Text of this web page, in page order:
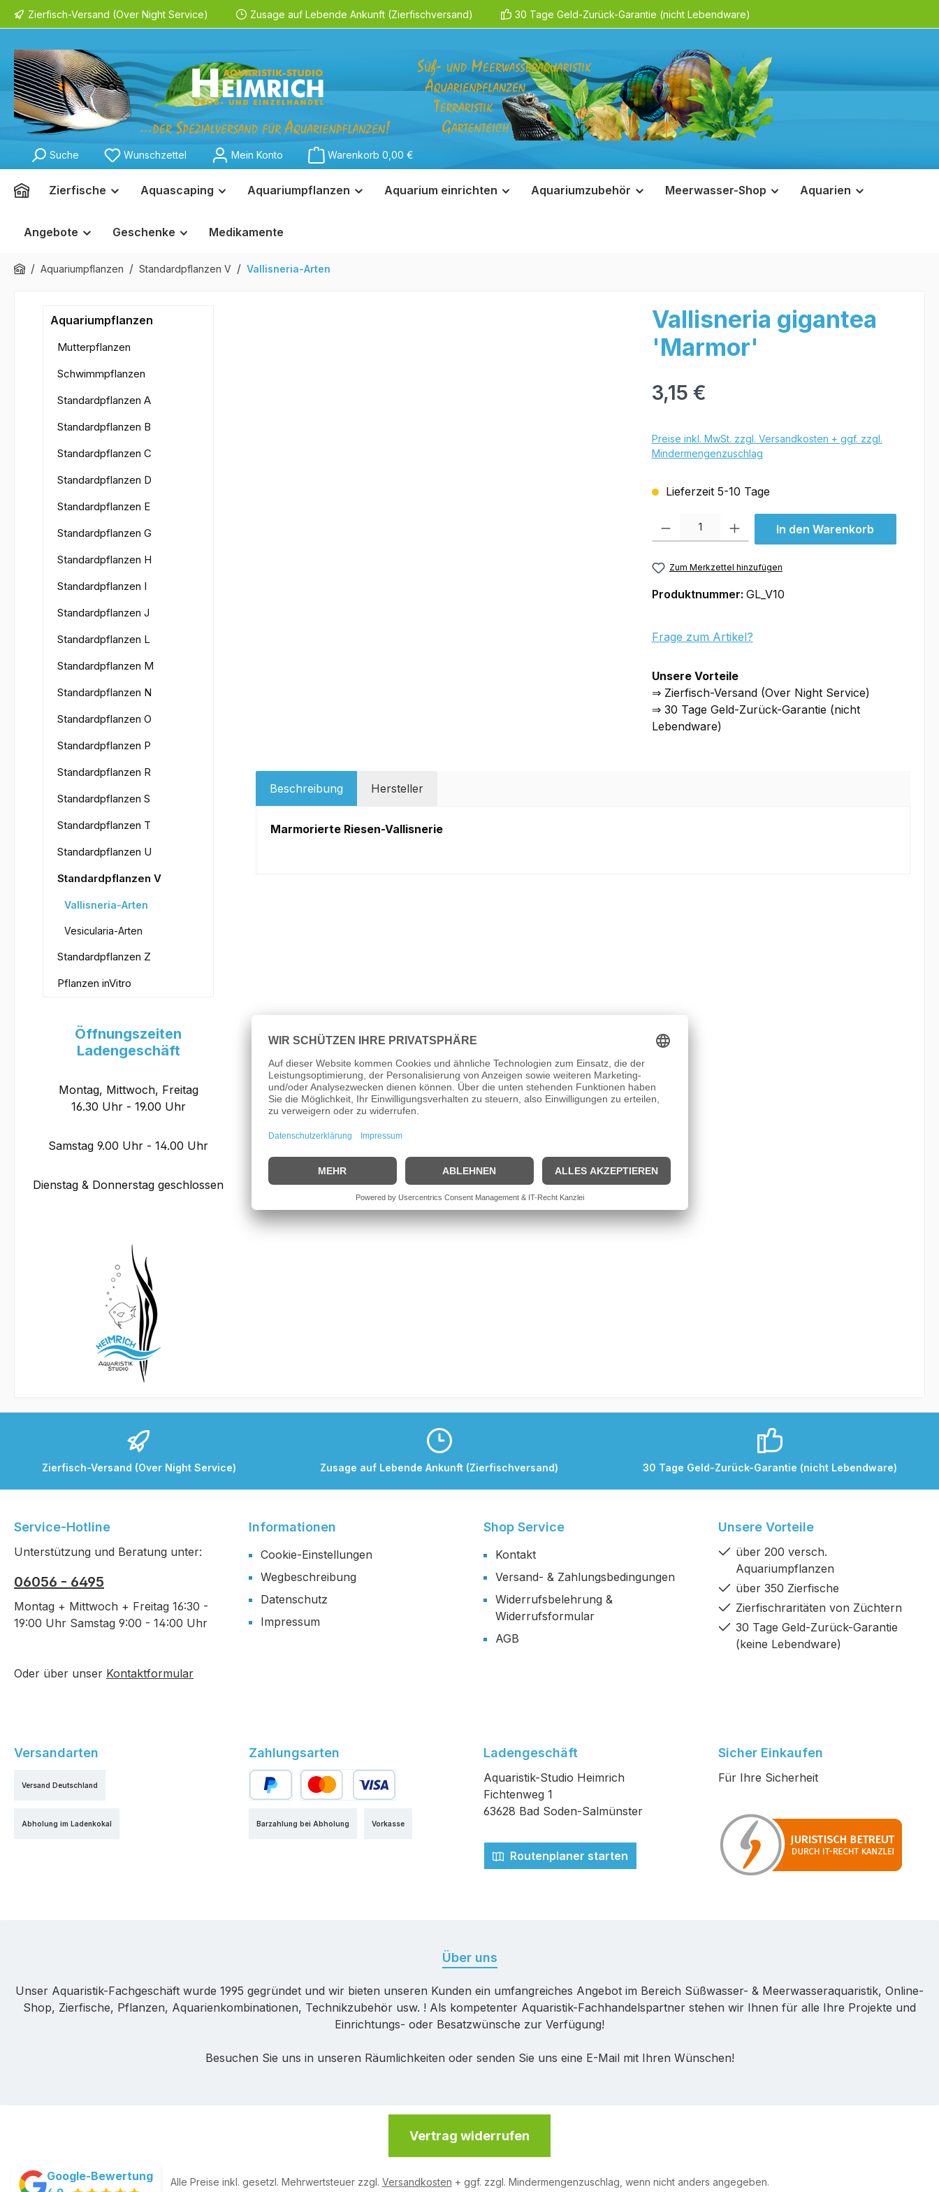
Zur Hauptnavigation springen
Zierfisch-Versand (Over Night Service) Zusage auf Lebende Ankunft (Zierfischversand) 30 Tage Geld-Zurück-Garantie (nicht Lebendware)
Suche Wunschzettel Mein Konto Warenkorb 0,00 €
Zierfische Aquascaping Aquariumpflanzen Aquarium einrichten Aquariumzubehör Meerwasser-Shop Aquarien
Angebote Geschenke Medikamente
/ Aquariumpflanzen / Standardpflanzen V / Vallisneria-Arten
Aquariumpflanzen
Mutterpflanzen
Schwimmpflanzen
Standardpflanzen A
Standardpflanzen B
Standardpflanzen C
Standardpflanzen D
Standardpflanzen E
Standardpflanzen G
Standardpflanzen H
Standardpflanzen I
Standardpflanzen J
Standardpflanzen L
Standardpflanzen M
Standardpflanzen N
Standardpflanzen O
Standardpflanzen P
Standardpflanzen R
Standardpflanzen S
Standardpflanzen T
Standardpflanzen U
Standardpflanzen V
Vallisneria-Arten
Vesicularia-Arten
Standardpflanzen Z
Pflanzen inVitro
Öffnungszeiten
Ladengeschäft
Montag, Mittwoch, Freitag
16.30 Uhr - 19.00 Uhr
Samstag 9.00 Uhr - 14.00 Uhr
Dienstag & Donnerstag geschlossen
Vallisneria gigantea
'Marmor'
3,15 €
Preise inkl. MwSt. zzgl. Versandkosten + ggf. zzgl.
Mindermengenzuschlag
Lieferzeit 5-10 Tage
In den Warenkorb
Zum Merkzettel hinzufügen
Produktnummer: GL_V10
Frage zum Artikel?
Unsere Vorteile
⇒ Zierfisch-Versand (Over Night Service)
⇒ 30 Tage Geld-Zurück-Garantie (nicht
Lebendware)
Beschreibung Hersteller
Marmorierte Riesen-Vallisnerie
Zierfisch-Versand (Over Night Service) Zusage auf Lebende Ankunft (Zierfischversand) 30 Tage Geld-Zurück-Garantie (nicht Lebendware)
Service-Hotline
Unterstützung und Beratung unter:
06056 - 6495
Montag + Mittwoch + Freitag 16:30 -
19:00 Uhr Samstag 9:00 - 14:00 Uhr
Oder über unser Kontaktformular
Informationen
Cookie-Einstellungen
Wegbeschreibung
Datenschutz
Impressum
Shop Service
Kontakt
Versand- & Zahlungsbedingungen
Widerrufsbelehrung &
Widerrufsformular
AGB
Unsere Vorteile
über 200 versch.
Aquariumpflanzen
über 350 Zierfische
Zierfischraritäten von Züchtern
30 Tage Geld-Zurück-Garantie
(keine Lebendware)
Versandarten
Versand Deutschland
Abholung im Ladenkokal
Zahlungsarten
Vorkasse
Barzahlung bei Abholung
Ladengeschäft
Aquaristik-Studio Heimrich
Fichtenweg 1
63628 Bad Soden-Salmünster
Routenplaner starten
Sicher Einkaufen
Für Ihre Sicherheit
Über uns
Unser Aquaristik-Fachgeschäft wurde 1995 gegründet und wir bieten unseren Kunden ein umfangreiches Angebot im Bereich Süßwasser- & Meerwasseraquaristik, Online-
Shop, Zierfische, Pflanzen, Aquarienkombinationen, Technikzubehör usw. ! Als kompetenter Aquaristik-Fachhandelspartner stehen wir Ihnen für alle Ihre Projekte und
Einrichtungs- oder Besatzwünsche zur Verfügung!
Besuchen Sie uns in unseren Räumlichkeiten oder senden Sie uns eine E-Mail mit Ihren Wünschen!
Vertrag widerrufen
Alle Preise inkl. gesetzl. Mehrwertsteuer zzgl. Versandkosten + ggf. zzgl. Mindermengenzuschlag, wenn nicht anders angegeben.
Google-Bewertung